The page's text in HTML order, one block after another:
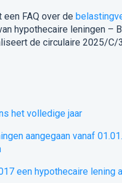
FAQ over de
hypothecaire leningen
de circulaire 2025/C/
het volledige jaar
aangegaan vanaf
een hypothecaire lening